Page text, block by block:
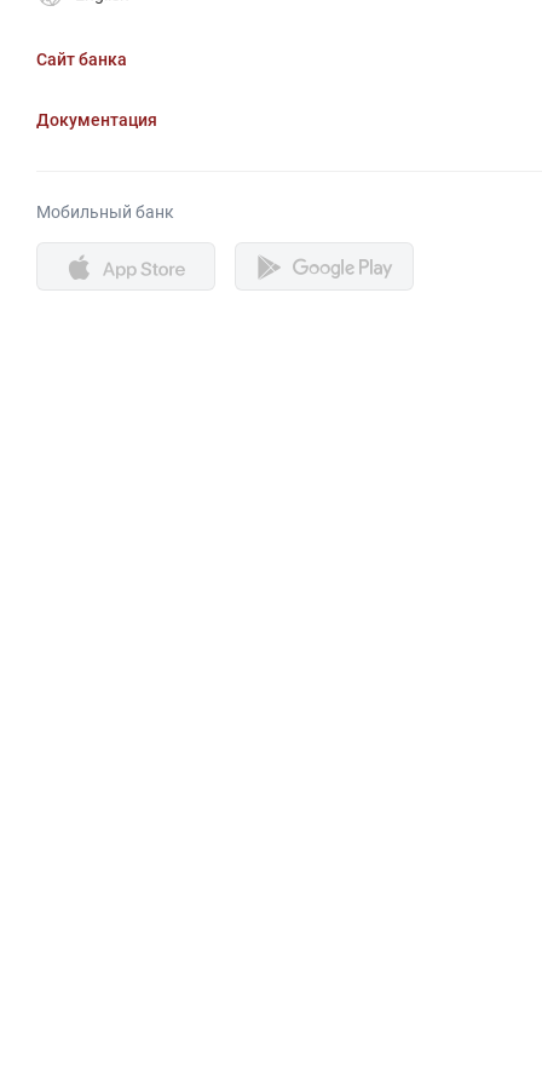
Сайт банка
Документация
Мобильный банк